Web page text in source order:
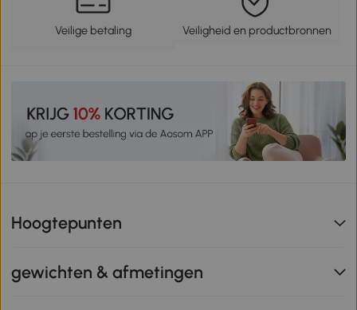
Veilige betaling Veiligheid en productbronnen
Hoogtepunten
gewichten & afmetingen